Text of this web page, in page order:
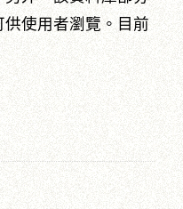
使用者瀏覽。目前